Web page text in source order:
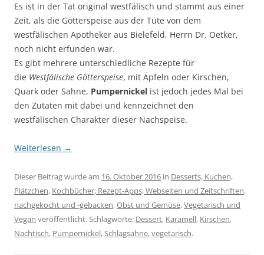
Es ist in der Tat original westfälisch und stammt aus einer
Zeit, als die Götterspeise aus der Tüte von dem
westfälischen Apotheker aus Bielefeld, Herrn Dr. Oetker,
noch nicht erfunden war.
Es gibt mehrere unterschiedliche Rezepte für
die Westfälische Götterspeise, mit Äpfeln oder Kirschen,
Quark oder Sahne, Pumpernickel ist jedoch jedes Mal bei
den Zutaten mit dabei und kennzeichnet den
westfälischen Charakter dieser Nachspeise.
Weiterlesen →
Dieser Beitrag wurde am 16. Oktober 2016 in Desserts, Kuchen,
Plätzchen, Kochbücher, Rezept-Apps, Webseiten und Zeitschriften,
nachgekocht und -gebacken,Obst und Gemüse,Vegetarisch und
Vegan veröffentlicht. Schlagworte: Dessert, Karamell, Kirschen,
Nachtisch, Pumpernickel,Schlagsahne,vegetarisch.